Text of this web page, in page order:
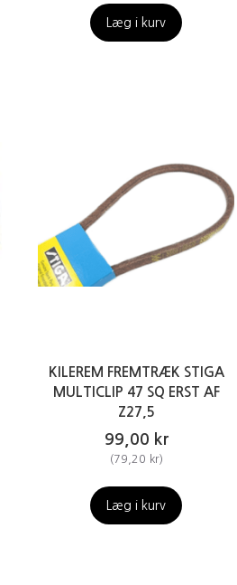
Læg i kurv
KILEREM FREMTRÆK STIGA
MULTICLIP 47 SQ ERST AF
Z27,5
99,00 kr
(79,20 kr)
Læg i kurv